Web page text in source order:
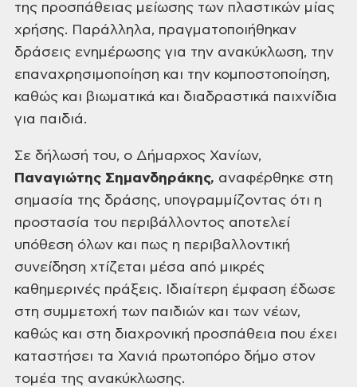
της προσπάθειας μείωσης των πλαστικών μίας
χρήσης. Παράλληλα, πραγματοποιήθηκαν
δράσεις ενημέρωσης για την ανακύκλωση, την
επαναχρησιμοποίηση και την κομποστοποίηση,
καθώς και βιωματικά και διαδραστικά παιχνίδια
για παιδιά.
Σε δήλωσή του, ο Δήμαρχος Χανίων,
Παναγιώτης Σημανδηράκης, αναφέρθηκε στη
σημασία της δράσης, υπογραμμίζοντας ότι η
προστασία του περιβάλλοντος αποτελεί
υπόθεση όλων και πως η περιβαλλοντική
συνείδηση χτίζεται μέσα από μικρές
καθημερινές πράξεις. Ιδιαίτερη έμφαση έδωσε
στη συμμετοχή των παιδιών και των νέων,
καθώς και στη διαχρονική προσπάθεια που έχει
καταστήσει τα Χανιά πρωτοπόρο δήμο στον
τομέα της ανακύκλωσης.